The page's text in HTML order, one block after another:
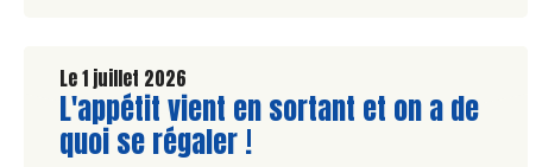
territoire. Nous y étions à la fin de l'hiver. Suivez-
nous.
Pascale Solana.
Le 1 juillet 2026
Lire la suite de l'article
L'appétit vient en sortant et on a de
quoi se régaler !